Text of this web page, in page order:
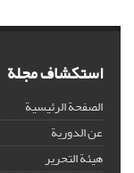
استكشاف مجلة
الصفحة الرئيسية
عن الدورية
هيئة التحرير